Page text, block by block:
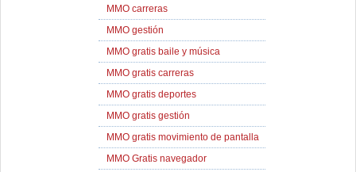
MMO carreras
MMO gestión
MMO gratis baile y música
MMO gratis carreras
MMO gratis deportes
MMO gratis gestión
MMO gratis movimiento de pantalla
MMO Gratis navegador